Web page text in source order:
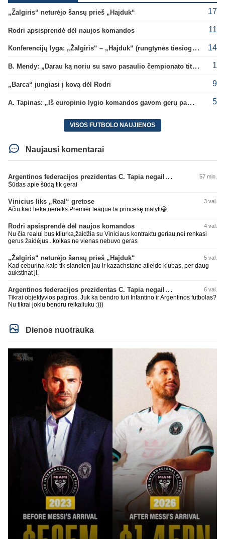
„Žalgiris“ neturėjo šansų prieš „Hajduk“ 17
Rodri apsisprendė dėl naujos komandos 11
Konferencijų lyga: „Žalgiris“ – „Hajduk“ (rungtynės tiesiogiai) 14
B. Mendy: „Darau ką noriu su savo pasaulio čempionato titulu“ 1
„Barca“ jungiasi į kovą dėl Rodri 9
A. Tapinas: „Iš europinio lygio komandos gavom gerų pamokų“ 5
VISOS FUTBOLO NAUJIENOS
Naujausi komentarai
Argentinos federacijos prezidentas C. Tapia negailėjo pagyrų G. Infantino 57 min.
Šūdas apie šūdą tik gerai
Vinicius liks „Real“ gretose 3 val.
Ačiū kad lieka,nereiks Premier league ta princesę matyti😀
Rodri apsisprendė dėl naujos komandos 4 val.
Nu čia realui bus kliurka,žaidžia su Viniciaus kontraktu geriau,nei renkasi
gerus žaidėjus...kolkas ne vienas nebuvo geras
„Žalgiris“ neturėjo šansų prieš „Hajduk“ 5 val.
Kad ceburina kaip tik siandien jau ir kazachstane atleido klubas, per daug
aukstinat ji.
Argentinos federacijos prezidentas C. Tapia negailėjo pagyrų G. Infantino 6 val.
Tikrai objektyvios pagiros. Juk ka bendro turi Infantino ir Argentinos futbolas?
Nu tikrai jokiu bendru reikaliuku :)))
Dienos nuotrauka